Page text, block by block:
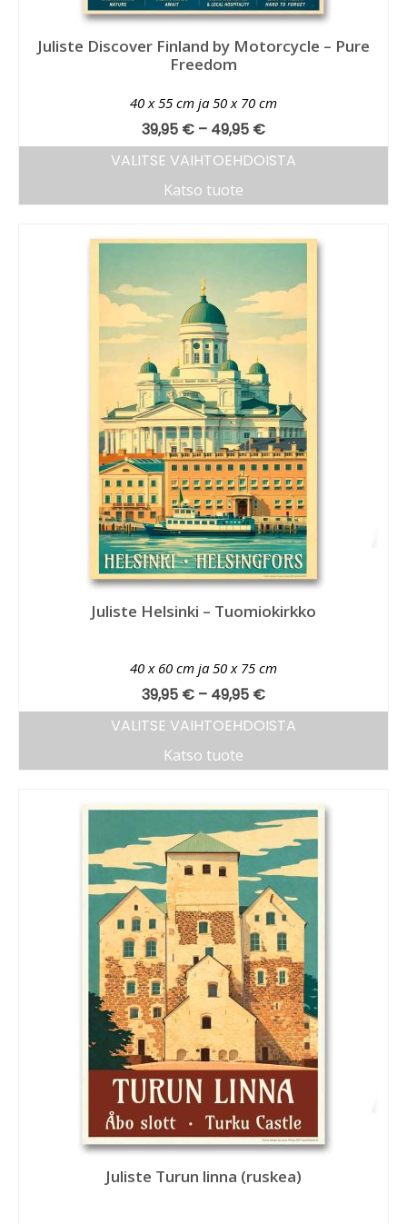
Juliste Discover Finland by Motorcycle – Pure
Freedom
40 x 55 cm ja 50 x 70 cm
39,95 € – 49,95 €
VALITSE VAIHTOEHDOISTA
Katso tuote
Juliste Helsinki – Tuomiokirkko
40 x 60 cm ja 50 x 75 cm
39,95 € – 49,95 €
VALITSE VAIHTOEHDOISTA
Katso tuote
Juliste Turun linna (ruskea)